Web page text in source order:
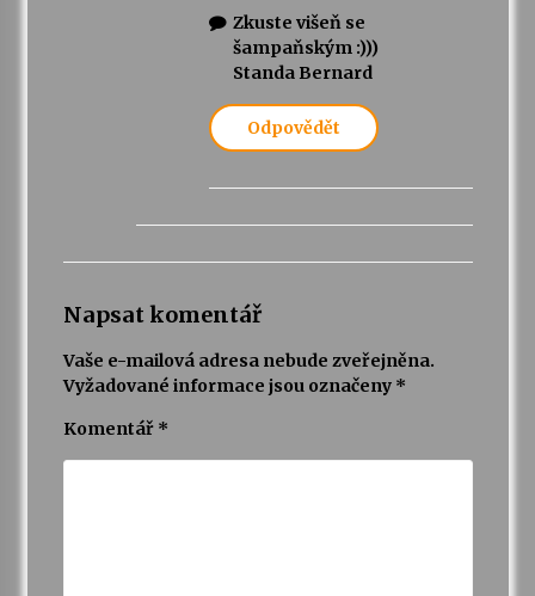
Zkuste višeň se
šampaňským :)))
Standa Bernard
Odpovědět
Napsat komentář
Vaše e-mailová adresa nebude zveřejněna.
Vyžadované informace jsou označeny *
Komentář *